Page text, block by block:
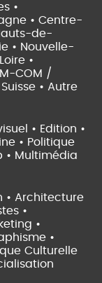
•
• Centre-
de-
• Nouvelle-
•
COM /
Suisse • Autre
• Edition •
• Politique
• Multimédia
• Architecture
•
•
•
Culturelle